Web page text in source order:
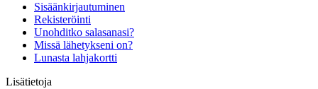
Sisäänkirjautuminen
Rekisteröinti
Unohditko salasanasi?
Missä lähetykseni on?
Lunasta lahjakortti
Lisätietoja